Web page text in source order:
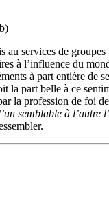
services de
à l’influence du
à part entière de
la part belle à ce
la profession de foi de
semblable à l’autre